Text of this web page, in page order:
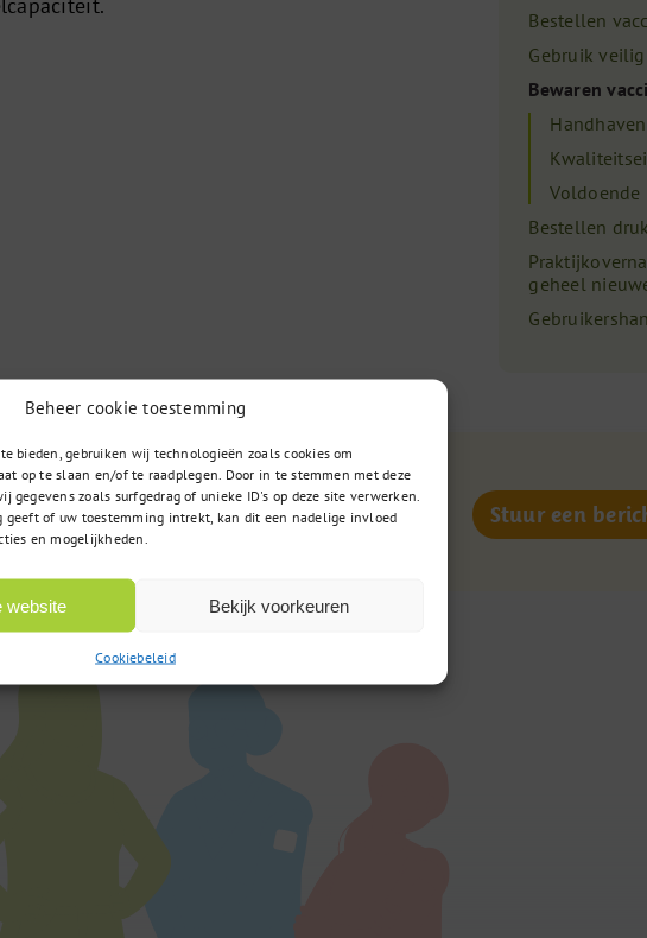
Beheer cookie toestemming
bieden, gebruiken wij technologieën zoals cookies om
op te slaan en/of te raadplegen. Door in te stemmen met deze
gegevens zoals surfgedrag of unieke ID's op deze site verwerken.
geeft of uw toestemming intrekt, kan dit een nadelige invloed
en mogelijkheden.
website Bekijk voorkeuren
Cookiebeleid
Bestellen
Gebruik
Bewaren
Bestellen
geheel
085 – 02 98 705
Op werkdagen bereikbaar
van 9:00u tot 17:00u
Stuur een